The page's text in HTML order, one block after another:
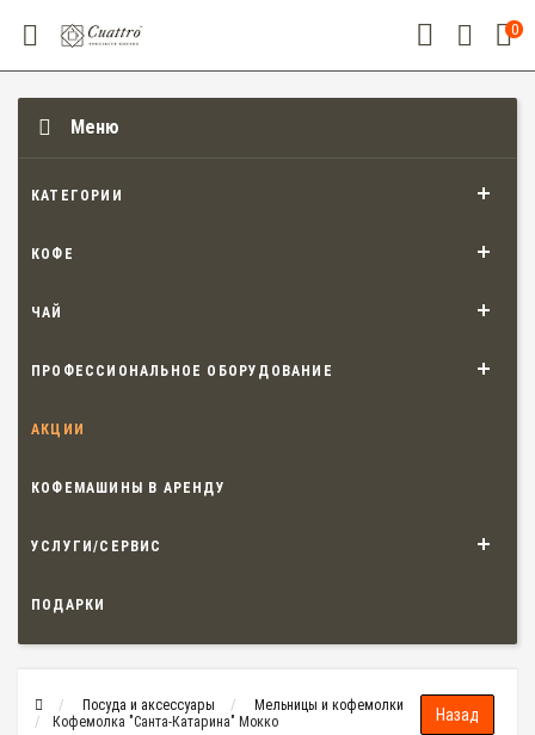
0
Меню
КАТЕГОРИИ
КОФЕ
ЧАЙ
ПРОФЕССИОНАЛЬНОЕ ОБОРУДОВАНИЕ
АКЦИИ
КОФЕМАШИНЫ В АРЕНДУ
УСЛУГИ/СЕРВИС
ПОДАРКИ
Посуда и аксессуары
Мельницы и кофемолки
Кофемолка "Санта-Катарина" Мокко